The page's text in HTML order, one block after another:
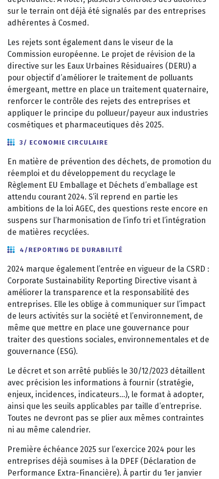
sur le terrain ont déjà été signalés par des entreprises
adhérentes à Cosmed.
Les rejets sont également dans le viseur de la
Commission européenne. Le projet de révision de la
directive sur les Eaux Urbaines Résiduaires (DERU) a
pour objectif d’améliorer le traitement de polluants
émergeant, mettre en place un traitement quaternaire,
renforcer le contrôle des rejets des entreprises et
appliquer le principe du pollueur/payeur aux industries
cosmétiques et pharmaceutiques dès 2025.
3/ ECONOMIE CIRCULAIRE
En matière de prévention des déchets, de promotion du
réemploi et du développement du recyclage le
Règlement EU Emballage et Déchets d’emballage est
attendu courant 2024. S’il reprend en partie les
ambitions de la loi AGEC, des questions reste encore en
suspens sur l’harmonisation de l’info tri et l’intégration
de matières recyclées.
4/REPORTING DE DURABILITÉ
2024 marque également l’entrée en vigueur de la CSRD :
Corporate Sustainability Reporting Directive visant à
améliorer la transparence et la responsabilité des
entreprises. Elle les oblige à communiquer sur l’impact
de leurs activités sur la société et l’environnement, de
même que mettre en place une gouvernance pour
traiter des questions sociales, environnementales et de
gouvernance (ESG).
Le décret et son arrêté publiés le 30/12/2023 détaillent
avec précision les informations à fournir (stratégie,
enjeux, incidences, indicateurs…), le format à adopter,
ainsi que les seuils applicables par taille d’entreprise.
Toutes ne devront pas se plier aux mêmes contraintes
ni au même calendrier.
Première échéance 2025 sur l’exercice 2024 pour les
entreprises déjà soumises à la DPEF (Déclaration de
Performance Extra-Financière). À partir du 1er janvier